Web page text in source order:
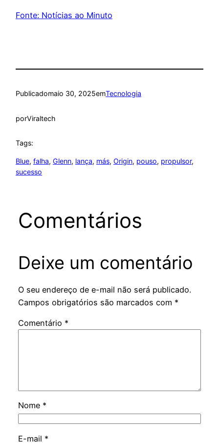
Fonte: Notícias ao Minuto
Publicadomaio 30, 2025emTecnologia
porViraltech
Tags:
Blue, falha, Glenn, lança, más, Origin, pouso, propulsor
sucesso
Comentários
Deixe um comentário
O seu endereço de e-mail não será publicado.
Campos obrigatórios são marcados com *
Comentário *
Nome *
E-mail *